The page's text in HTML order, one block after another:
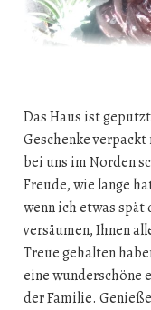
Das Haus ist
Geschenke
bei uns im Norden
Freude, wie lange
wenn ich etwas
versäumen, Ihnen
Treue gehalten
eine wunderschöne
der Familie.